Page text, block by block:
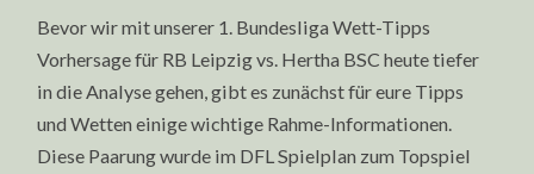
Bevor wir mit unserer 1. Bundesliga Wett-Tipps
Vorhersage für RB Leipzig vs. Hertha BSC heute tiefer
in die Analyse gehen, gibt es zunächst für eure Tipps
und Wetten einige wichtige Rahme-Informationen.
Diese Paarung wurde im DFL Spielplan zum Topspiel